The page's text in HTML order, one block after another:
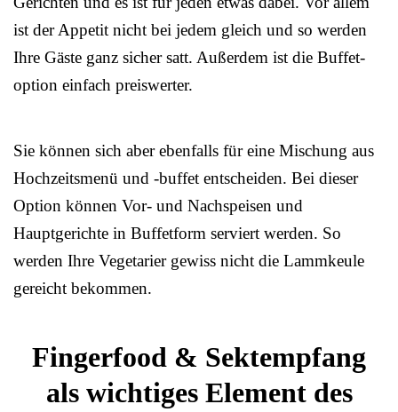
ist der Appetit nicht bei jedem gleich und so werden
Ihre Gäste ganz sicher satt. Außerdem ist die Buffet-
option einfach preiswerter.
Sie können sich aber ebenfalls für eine Mischung aus
Hochzeitsmenü und -buffet entscheiden. Bei dieser
Option können Vor- und Nachspeisen und
Hauptgerichte in Buffetform serviert werden. So
werden Ihre Vegetarier gewiss nicht die Lammkeule
gereicht bekommen.
Fingerfood & Sektempfang
als wichtiges Element des